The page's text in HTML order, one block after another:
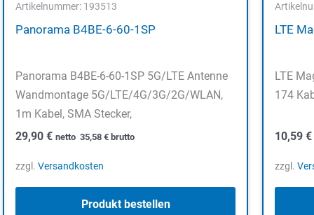
Artikelnummer: 193513
Panorama B4BE-6-60-1SP
Panorama B4BE-6-60-1SP 5G/LTE Antenne
Wandmontage 5G/LTE/4G/3G/2G/WLAN,
1m Kabel, SMA Stecker,
29,90 € netto 35,58 €brutto
zzgl. Versandkosten
Produkt bestellen
LTE
LTE
174
10,59€
zzgl.